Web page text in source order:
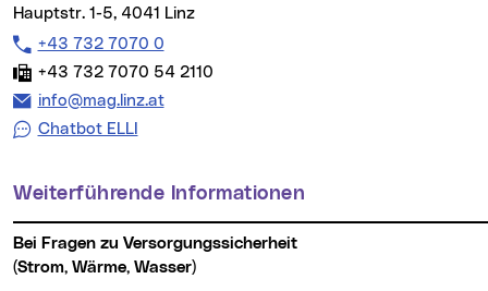
Hauptstr. 1-5, 4041 Linz
Telefon:
+43 732 7070 0
Fax:
+43 732 7070 54 2110
E-Mail Adresse:
info@mag.linz.at
Chatbot ELLI
Weiterführende Informationen
Bei Fragen zu Versorgungssicherheit
(Strom, Wärme, Wasser)